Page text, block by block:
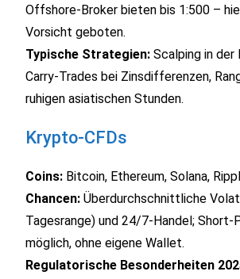
Offshore‑Bro­ker bieten bis 1:500 –
Vorsicht geboten.
Typische Strategien: Scalping in der
Carry‑Trades bei Zinsdifferenzen,
ruhigen asiatischen Stunden.
Krypto‑CFDs
Coins: Bitcoin, Ethereum, Solana,
Chancen: Überdurchschnittliche
Tagesrange) und 24/7‑Handel;
möglich, ohne eigene Wallet.
Regulatorische Besonderheiten